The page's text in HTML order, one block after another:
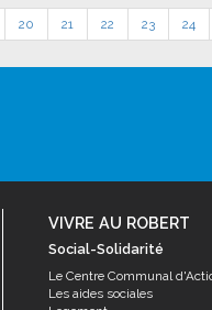
20 21 22 23 24
VIVRE AU ROBERT
Social-Solidarité
Le Centre Communal
Les aides sociales